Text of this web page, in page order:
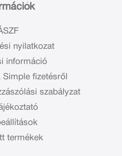
nyilatkozat
információ
fizetésről
szabályzat
termékek